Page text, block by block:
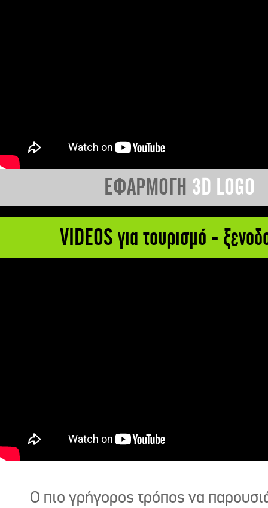
ΕΦΑΡΜΟΓΗ 3D LOGO
VIDEOS για τουρισμό -
Ο πιο γρήγορος τρόπος να